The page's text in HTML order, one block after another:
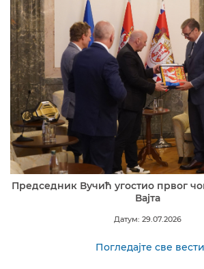
Председник Вучић угостио првог
Вајта
Датум: 29.07.2026
Погледајте све вести